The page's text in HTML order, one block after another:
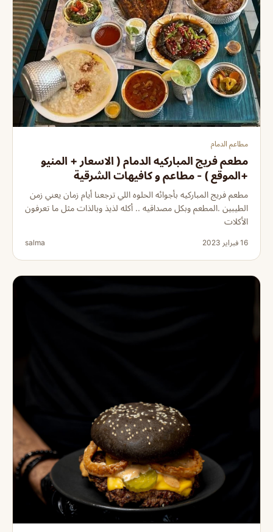
مطاعم الدمام
مطعم فريج المباركيه الدمام ( الاسعار + المنيو
+الموقع ) - مطاعم و كافيهات الشرقية
مطعم فريج المباركيه بأجوائه الحلوه اللي ترجعنا أيام زمان يعني زمن
الطيبين .المطعم وبكل مصداقيه .. أكله لذيذ وبالذات مثل ما تعرفون
الأكلات
16 فبراير 2023 salma